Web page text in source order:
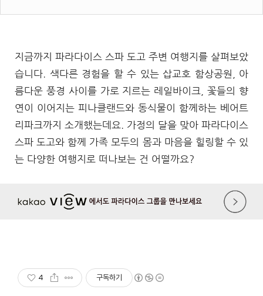
지금까지 파라다이스 스파 도고 주변 여행지를 살펴보았
습니다. 색다른 경험을 할 수 있는 삽교호 함상공원, 아
름다운 풍경 사이를 가로 지르는 레일바이크, 꽃들의 향
연이 이어지는 피나클랜드와 동식물이 함께하는 베어트
리파크까지 소개했는데요. 가정의 달을 맞아 파라다이스
스파 도고와 함께 가족 모두의 몸과 마음을 힐링할 수 있
는 다양한 여행지로 떠나보는 건 어떨까요?
4 구독하기